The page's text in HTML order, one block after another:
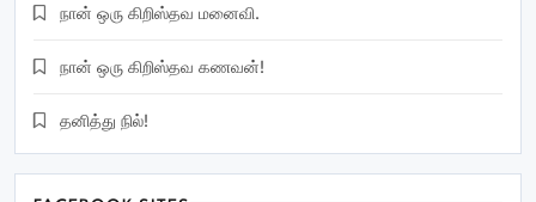
நான் ஒரு கிறிஸ்தவ மனைவி.
நான் ஒரு கிறிஸ்தவ கணவன்!
தனித்து நில்!